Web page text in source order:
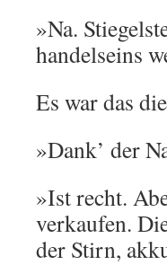
»Na.
handelseins
Es war das
»Dank’ der
»Ist recht.
verkaufen.
der Stirn,